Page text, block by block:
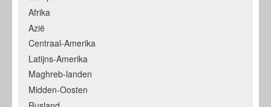
Afrika
Azië
Centraal-Amerika
Latijns-Amerika
Maghreb-landen
Midden-Oosten